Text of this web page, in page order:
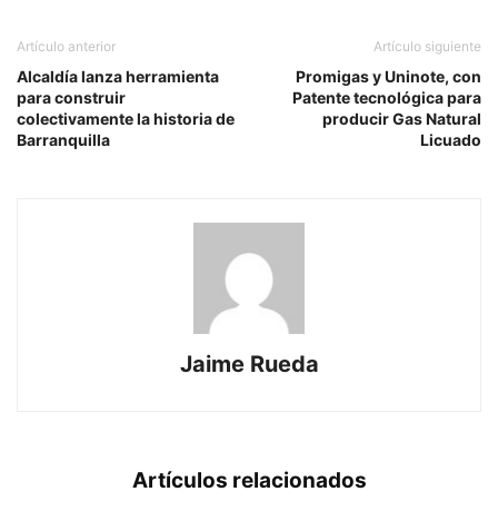
Artículo anterior
Alcaldía lanza herramienta
para construir
colectivamente la historia de
Barranquilla
Artículo siguiente
Promigas y Uninote, con
Patente tecnológica para
producir Gas Natural
Licuado
Jaime Rueda
Artículos relacionados